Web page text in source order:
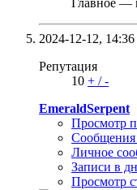
Главное —
2024-12-12, 14:36
Репутация
10 + /-
EmeraldSerpent
Просмотр
Личное
Записи в
Просмотр